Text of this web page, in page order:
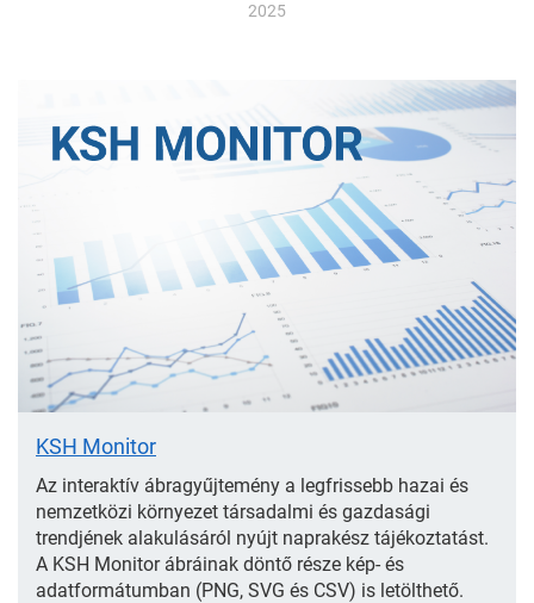
2025
Ajánló
KSH Monitor
Az interaktív ábragyűjtemény a legfrissebb hazai és
nemzetközi környezet társadalmi és gazdasági
trendjének alakulásáról nyújt naprakész tájékoztatást.
A KSH Monitor ábráinak döntő része kép- és
adatformátumban (PNG, SVG és CSV) is letölthető.